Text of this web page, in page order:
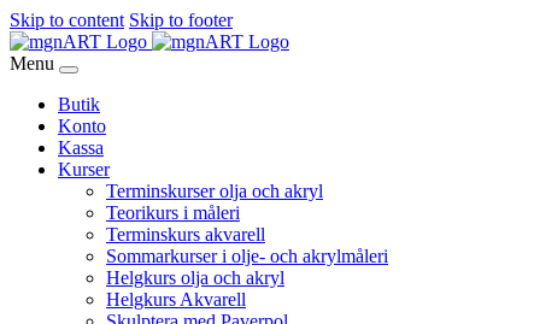
Skip to content Skip to footer
Menu
Butik
Konto
Kassa
Kurser
Terminskurser olja och akryl
Teorikurs i måleri
Terminskurs akvarell
Sommarkurser i olje- och akrylmåleri
Helgkurs olja och akryl
Helgkurs Akvarell